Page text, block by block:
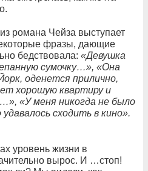
романа Чейза выступает
фразы, дающие
бедствовала: «Девушка
сумочку…», «Она
оденется прилично,
хорошую квартиру и
«У меня никогда не было
сходить в кино».
уровень жизни в
вырос. И …стоп!